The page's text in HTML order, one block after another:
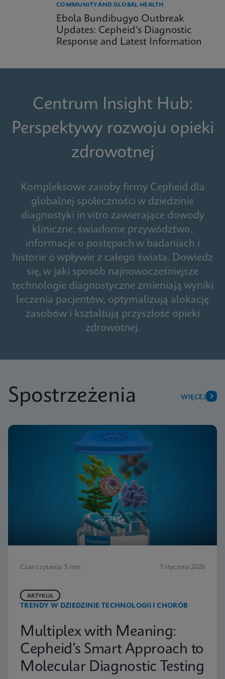
COMMUNITY AND GLOBAL HEALTH
Ebola Bundibugyo Outbreak
Updates: Cepheid’s Diagnostic
Response and Latest Information
Centrum Insight Hub:
Perspektywy rozwoju opieki
zdrowotnej
Kompleksowe zasoby firmy Cepheid dla
globalnej społeczności w dziedzinie
diagnostyki in vitro zawierające dowody
kliniczne, świadome przywództwo,
informacje o postępach w badaniach i
historie o wpływie z całego świata. Dowiedz
się, w jaki sposób najnowocześniejsze
technologie diagnostyczne zmieniają wyniki
leczenia pacjentów, optymalizują alokację
zasobów i kształtują przyszłość opieki
zdrowotnej.
Spostrzeżenia WIĘCEJ
Czas czytania: 5 min 7 stycznia 2026
TRENDY W DZIEDZINIE TECHNOLOGII I CHORÓB
ARTYKUŁ
Multiplex with Meaning:
Cepheid’s Smart Approach to
Molecular Diagnostic Testing